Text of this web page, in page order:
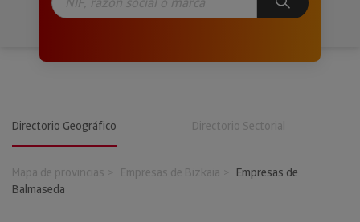
Directorio Geográfico Directorio Sectorial
Mapa de provincias Empresas de Bizkaia
Empresas de
Balmaseda